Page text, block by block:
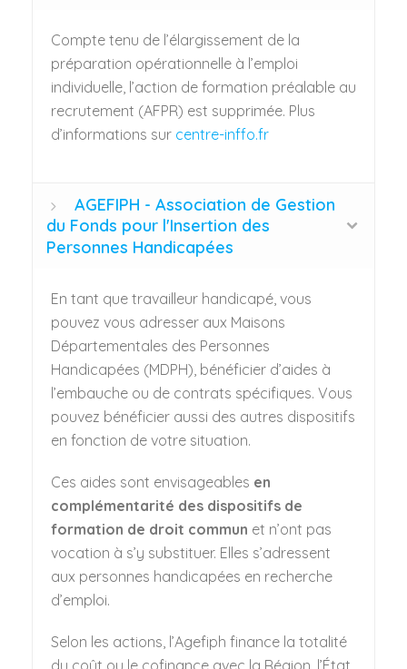
Compte tenu de l’élargissement de la
préparation opérationnelle à l’emploi
individuelle, l’action de formation préalable au
recrutement (AFPR) est supprimée. Plus
d’informations sur centre-inffo.fr
AGEFIPH - Association de Gestion
du Fonds pour l'Insertion des
Personnes Handicapées
En tant que travailleur handicapé, vous
pouvez vous adresser aux Maisons
Départementales des Personnes
Handicapées (MDPH), bénéficier d’aides à
l’embauche ou de contrats spécifiques. Vous
pouvez bénéficier aussi des autres dispositifs
en fonction de votre situation.
Ces aides sont envisageables en
complémentarité des dispositifs de
formation de droit commun et n’ont pas
vocation à s’y substituer. Elles s’adressent
aux personnes handicapées en recherche
d’emploi.
Selon les actions, l’Agefiph finance la totalité